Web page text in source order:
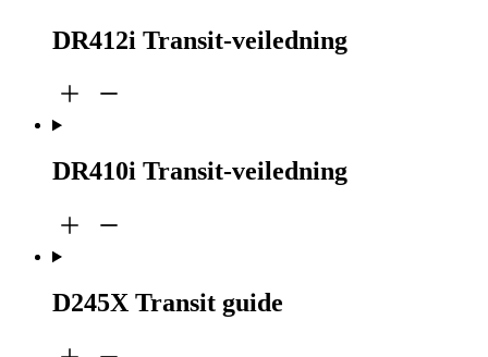
DR412i Transit-veiledning
DR410i Transit-veiledning
D245X Transit guide